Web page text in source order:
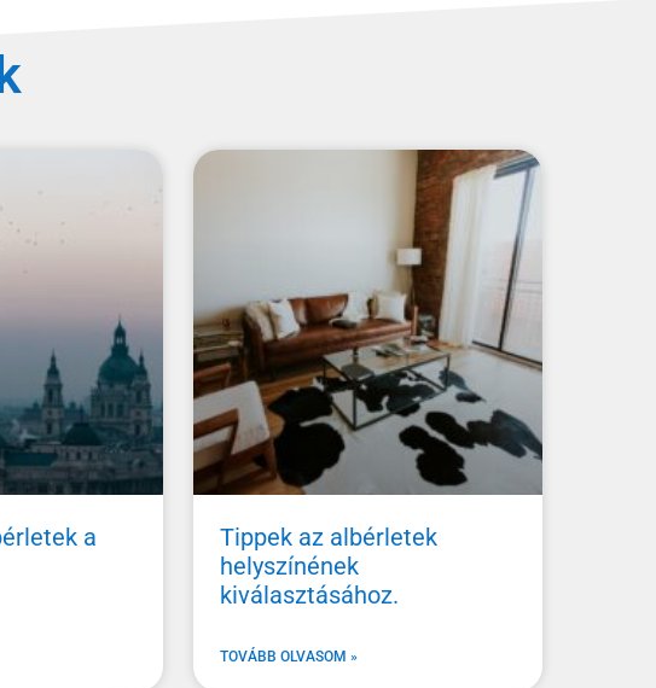
a
Tippek az albérletek
helyszínének
kiválasztásához.
TOVÁBB OLVASOM »